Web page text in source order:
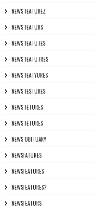
NEWS FEATUREZ
NEWS FEATURS
NEWS FEATUTES
NEWS FEATUTRES
NEWS FEATYURES
NEWS FESTURES
NEWS FETURES
NEWS FETURES
NEWS OBITUARY
NEWSFATURES
NEWSFEATURES
NEWSFEATURES?
NEWSFEATURS